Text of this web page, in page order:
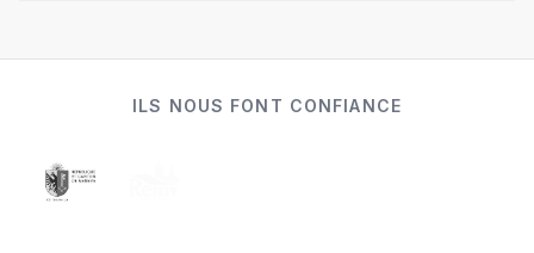
ILS NOUS FONT CONFIANCE